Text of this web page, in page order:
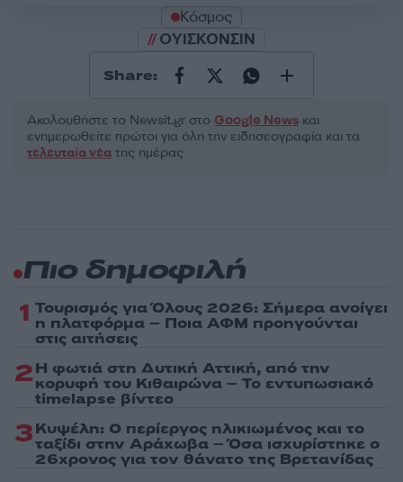
Κόσμος
ΟΥΙΣΚΟΝΣΙΝ
Share:
Ακολουθήστε το Νewsit.gr στο Google News και
ενημερωθείτε πρώτοι για όλη την ειδησεογραφία και τα
τελευταία νέα της ημέρας
Πιο δημοφιλή
1 Τουρισμός για Όλους 2026: Σήμερα ανοίγει
η πλατφόρμα – Ποια ΑΦΜ προηγούνται
στις αιτήσεις
2Η φωτιά στη Δυτική Αττική, από την
κορυφή του Κιθαιρώνα – Το εντυπωσιακό
timelapse βίντεο
3Κυψέλη: Ο περίεργος ηλικιωμένος και το
ταξίδι στην Αράχωβα – Όσα ισχυρίστηκε ο
26χρονος για τον θάνατο της Βρετανίδας